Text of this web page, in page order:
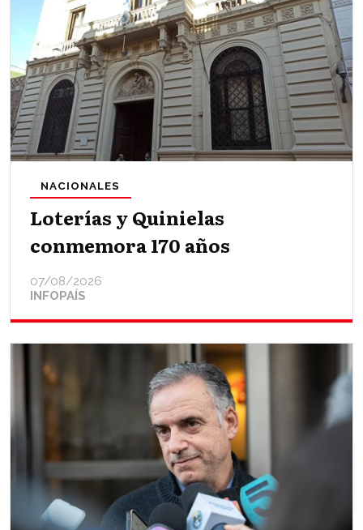
Loterías y Quinielas
conmemora 170 años
INFOPAÍS
NACIONALES
07/08/2026